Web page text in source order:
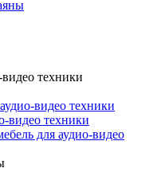
техники
видео техники
видео техники
для аудио-видео